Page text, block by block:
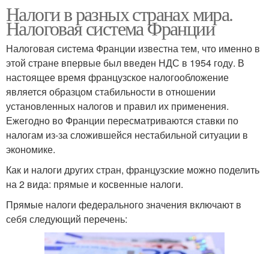
Налоги в разных странах мира.
Налоговая система Франции
Налоговая система Франции известна тем, что именно в
этой стране впервые был введен НДС в 1954 году. В
настоящее время французское налогообложение
является образцом стабильности в отношении
установленных налогов и правил их применения.
Ежегодно во Франции пересматриваются ставки по
налогам из-за сложившейся нестабильной ситуации в
экономике.
Как и налоги других стран, французские можно поделить
на 2 вида: прямые и косвенные налоги.
Прямые налоги федерального значения включают в
себя следующий перечень: